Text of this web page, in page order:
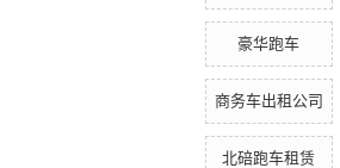
豪华跑车
商务车出租公司
北碚跑车租赁